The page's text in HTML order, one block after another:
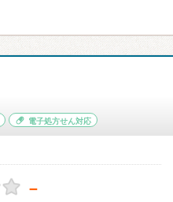
電子処方せん対応
－